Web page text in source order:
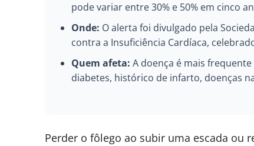
pode variar entre 30% e 50% em cinco
Onde: O alerta foi divulgado pela
contra a Insuficiência Cardíaca,
Quem afeta: A doença é mais
diabetes, histórico de infarto, doenças
Perder o fôlego ao subir uma escada ou